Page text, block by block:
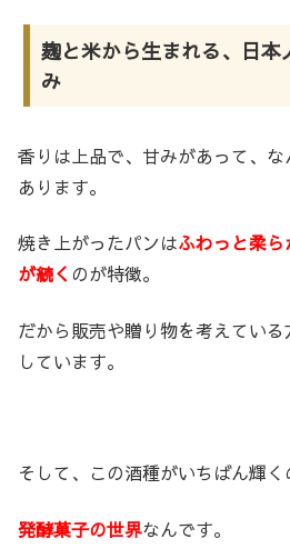
麹と米から生まれる、日
み
香りは上品で、甘みがあって、
あります。
焼き上がったパンはふわっと柔
が続く のが特徴。
だから販売や贈り物を考えてい
しています。
そして、この酒種がいちばん輝
発酵菓子の世界なんです。